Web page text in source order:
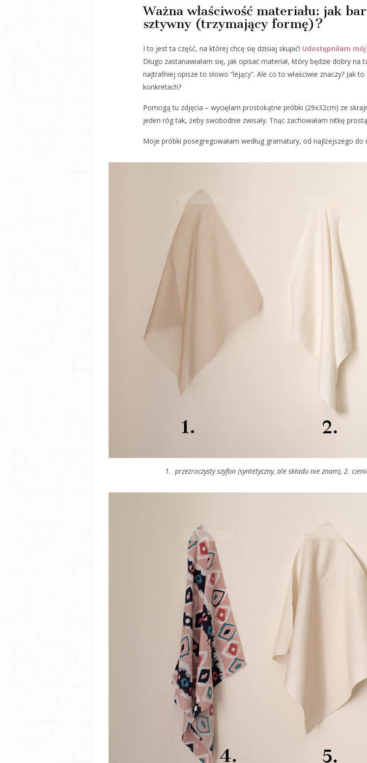
Ważna właściwość materiału: jak
sztywny (trzymający formę)?
I to jest ta część, na której chcę się dzisiaj skupić! Udostępniłam
Długo zastanawiałam się, jak opisać materiał, który będzie dobry na
najtrafniej opisze to słowo “lejący”. Ale co to właściwie znaczy? Jak
konkretach?
Pomogą tu zdjęcia – wycięłam prostokątne próbki (29x32cm) ze
jeden róg tak, żeby swobodnie zwisały. Tnąc zachowałam nitkę
Moje próbki posegregowałam według gramatury, od najlżejszego
1. przezroczysty szyfon (syntetyczny, ale składu nie znam), 2.